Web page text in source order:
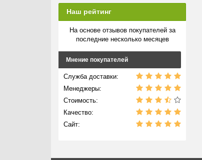
Наш рейтинг
На основе отзывов покупателей за
последние несколько месяцев
Мнение покупателей
Служба доставки:
Менеджеры:
Стоимость:
Качество:
Сайт: